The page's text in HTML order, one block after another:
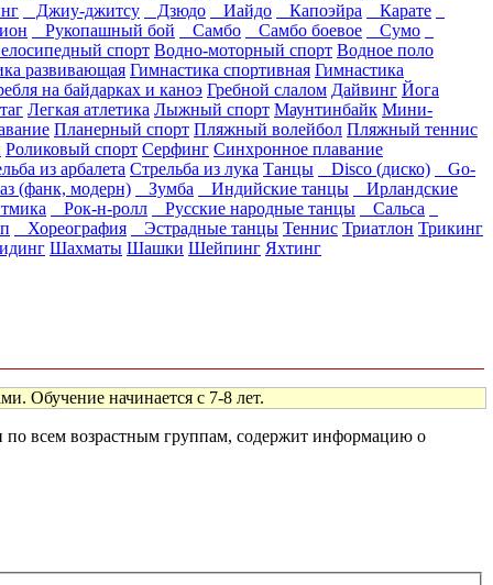
Джиу-джитсу Дзюдо Иайдо Капоэйра
Карате
Рукопашный бой Самбо Самбо боевое
Сумо
спорт Водно-моторный спорт Водное поло
развивающая Гимнастика спортивная Гимнастика
на байдарках и каноэ Гребной слалом Дайвинг Йога
Легкая атлетика Лыжный спорт Маунтинбайк Мини-
Планерный спорт Пляжный волейбол Пляжный теннис
Роликовый спорт Серфинг Синхронное плавание
из арбалета Стрельба из лука Танцы Disco (диско)
Go-
(фанк, модерн)
Зумба Индийские танцы
Ирландские
Рок-н-ролл Русские народные танцы
Сальса
Хореография Эстрадные танцы Теннис Триатлон Трикинг
Шахматы Шашки Шейпинг Яхтинг
Обучение начинается с 7-8 лет.
по всем возрастным группам, содержит информацию о